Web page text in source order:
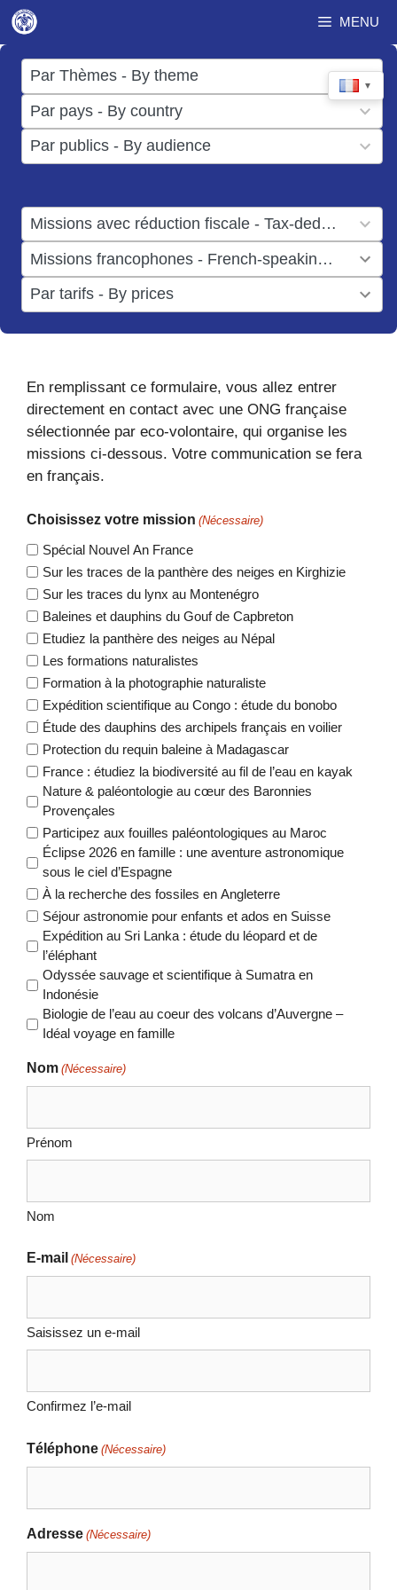
Aller
au
contenu
MENU
▼
Par Thèmes - By theme
17
results
available
Par pays - By country
50
results
available
Par publics - By audience
results
Missions avec réduction fiscale - Tax-deductible missions
result
available
Missions francophones - French-speaking missions
result
available
Par tarifs - By prices
results
available
En remplissant ce formulaire, vous allez entrer
directement en contact avec une ONG française
sélectionnée par eco-volontaire, qui organise les
missions ci-dessous. Votre communication se fera
en français.
Choisissez votre mission (Nécessaire)
Spécial Nouvel An France
Sur les traces de la panthère des neiges en Kirghizie
Sur les traces du lynx au Montenégro
Baleines et dauphins du Gouf de Capbreton
Etudiez la panthère des neiges au Népal
Les formations naturalistes
Formation à la photographie naturaliste
Expédition scientifique au Congo : étude du bonobo
Étude des dauphins des archipels français en voilier
Protection du requin baleine à Madagascar
France : étudiez la biodiversité au fil de l’eau en kayak
Nature & paléontologie au cœur des Baronnies
Provençales
Participez aux fouilles paléontologiques au Maroc
Éclipse 2026 en famille : une aventure astronomique
sous le ciel d’Espagne
À la recherche des fossiles en Angleterre
Séjour astronomie pour enfants et ados en Suisse
Expédition au Sri Lanka : étude du léopard et de
l’éléphant
Odyssée sauvage et scientifique à Sumatra en
Indonésie
Biologie de l’eau au coeur des volcans d’Auvergne –
Idéal voyage en famille
Nom (Nécessaire)
Prénom
Nom
E-mail (Nécessaire)
Saisissez un e-mail
Confirmez l’e-mail
Téléphone (Nécessaire)
Adresse (Nécessaire)